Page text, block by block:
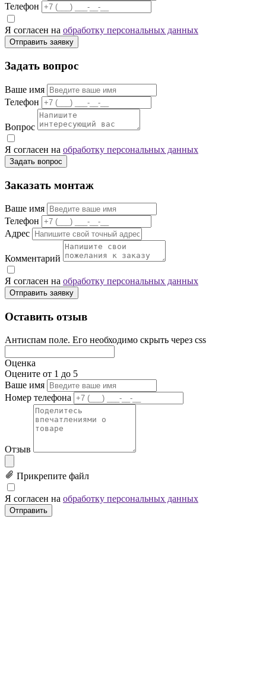
Телефон
Я согласен на обработку персональных данных
Отправить заявку
Задать вопрос
Ваше имя
Телефон
Вопрос
Я согласен на обработку персональных данных
Задать вопрос
Заказать монтаж
Ваше имя
Телефон
Адрес
Комментарий
Я согласен на обработку персональных данных
Отправить заявку
Оставить отзыв
Антиспам поле. Его необходимо скрыть через css
Оценка
Оцените от 1 до 5
Ваше имя
Номер телефона
Отзыв
Прикрепите файл
Я согласен на обработку персональных данных